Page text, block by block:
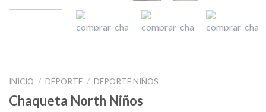
INICIO / DEPORTE / DEPORTE NIÑOS
Chaqueta North Niños